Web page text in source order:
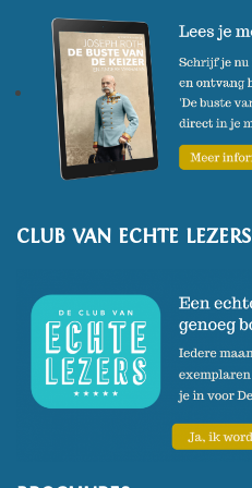
www.wandareisel.nl
(Foto: Fjodor Buis)
CLUB VAN ECHTE LEZERS